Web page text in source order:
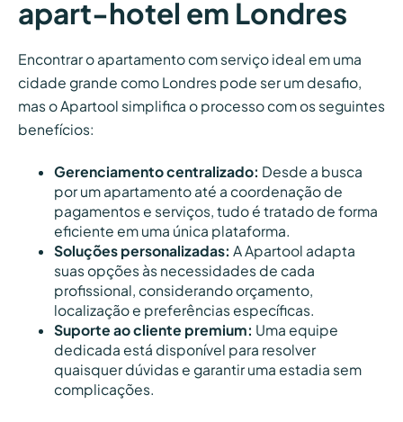
apart-hotel em Londres
Encontrar o apartamento com serviço ideal em uma
cidade grande como Londres pode ser um desafio,
mas o Apartool simplifica o processo com os seguintes
benefícios:
Gerenciamento centralizado: Desde a busca
por um apartamento até a coordenação de
pagamentos e serviços, tudo é tratado de forma
eficiente em uma única plataforma.
Soluções personalizadas: A Apartool adapta
suas opções às necessidades de cada
profissional, considerando orçamento,
localização e preferências específicas.
Suporte ao cliente premium: Uma equipe
dedicada está disponível para resolver
quaisquer dúvidas e garantir uma estadia sem
complicações.